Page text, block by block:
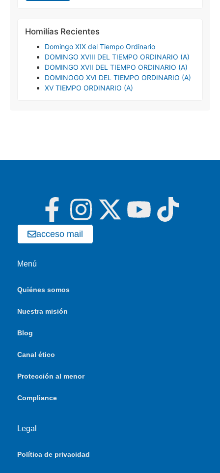
Homilías Recientes
Domingo XIX del Tiempo Ordinario
DOMINGO XVIII DEL TIEMPO ORDINARIO (A)
DOMINGO XVII DEL TIEMPO ORDINARIO (A)
DOMINOGO XVI DEL TIEMPO ORDINARIO (A)
XV TIEMPO ORDINARIO (A)
acceso mail
Menú
Quiénes somos
Nuestra misión
Blog
Canal ético
Protección al menor
Compliance
Legal
Política de privacidad